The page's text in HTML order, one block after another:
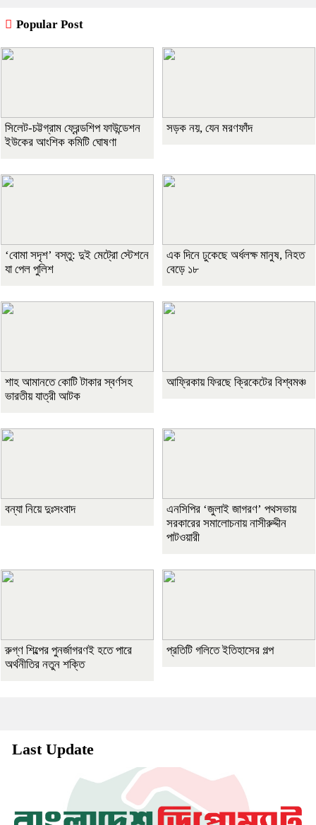
Popular Post
সিলেট-চট্টগ্রাম ফ্রেন্ডশিপ ফাউন্ডেশন
ইউকের আংশিক কমিটি ঘোষণা
সড়ক নয়, যেন মরণফাঁদ
‘বোমা সদৃশ’ বস্তু: দুই মেট্রো স্টেশনে
যা পেল পুলিশ
এক দিনে ঢুকেছে অর্ধলক্ষ মানুষ, নিহত
বেড়ে ১৮
শাহ আমানতে কোটি টাকার স্বর্ণসহ
ভারতীয় যাত্রী আটক
আফ্রিকায় ফিরছে ক্রিকেটের বিশ্বমঞ্চ
বন্যা নিয়ে দুঃসংবাদ
এনসিপির ‘জুলাই জাগরণ’ পথসভায়
সরকারের সমালোচনায় নাসীরুদ্দীন
পাটওয়ারী
রুগ্ণ শিল্পের পুনর্জাগরণই হতে পারে
অর্থনীতির নতুন শক্তি
প্রতিটি গলিতে ইতিহাসের গল্প
Last Update